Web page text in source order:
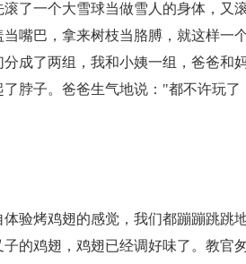
了一个大雪球当做雪人的身体，又
嘴巴，拿来树枝当胳膊，就这样一
成了两组，我和小姨一组，爸爸和
脖子。爸爸生气地说："都不许玩了
验烤鸡翅的感觉，我们都蹦蹦跳跳
的鸡翅，鸡翅已经调好味了。教官